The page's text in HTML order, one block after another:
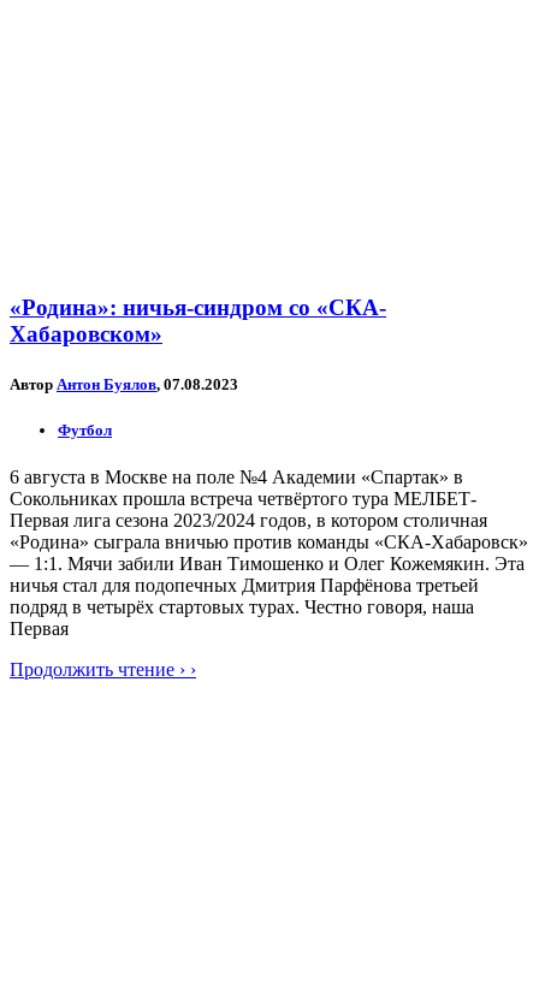
«Родина»: ничья-синдром со «СКА-
Хабаровском»
Автор Антон Буялов, 07.08.2023
Футбол
6 августа в Москве на поле №4 Академии «Спартак» в
Сокольниках прошла встреча четвёртого тура МЕЛБЕТ-
Первая лига сезона 2023/2024 годов, в котором столичная
«Родина» сыграла вничью против команды «СКА-Хабаровск»
— 1:1. Мячи забили Иван Тимошенко и Олег Кожемякин. Эта
ничья стал для подопечных Дмитрия Парфёнова третьей
подряд в четырёх стартовых турах. Честно говоря, наша
Первая
Продолжить чтение › ›